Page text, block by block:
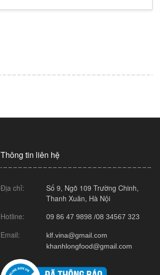
Thông tin liên hệ
Địa chỉ:
Số 9, Ngõ 109 Trường Chinh,
Thanh Xuân, Hà Nội
Hotline:
09 86 47 9898 /08 34567 323
Email:
klf.vina@gmail.com
khanhlongfood@gmail.com